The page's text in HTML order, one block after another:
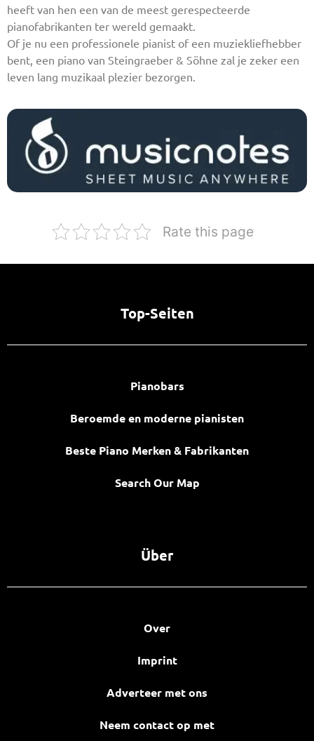
heeft van hen een van de meest gerespecteerde
pianofabrikanten ter wereld gemaakt.
Of je nu een professionele pianist of een muziekliefhebber
bent, een piano van Steingraeber & Söhne zal je zeker een
leven lang muzikaal plezier bezorgen.
Rate this page
Top-Seiten
Pianobars
Beroemde en moderne pianisten
Beste Piano Merken & Fabrikanten
Search Our Map
Über
Over
Imprint
Adverteer met ons
Neem contact op met